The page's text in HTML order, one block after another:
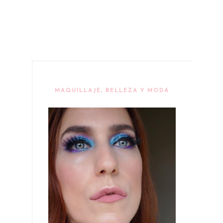
MAQUILLAJE, BELLEZA Y MODA